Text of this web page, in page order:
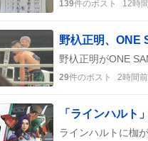
139件のポスト 12時
野杁正明、ONE
29件のポスト 2時間前